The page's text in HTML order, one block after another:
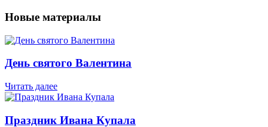
Новые материалы
День святого Валентина
Читать далее
Праздник Ивана Купала